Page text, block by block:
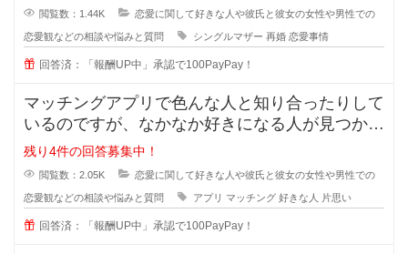
閲覧数：1.44K 恋愛に関して好きな人や彼氏と彼女の女性や男性での
恋愛観などの相談や悩みと質問 シングルマザー 再婚 恋愛事情
回答済：「報酬UP中」承認で100PayPay！
マッチングアプリで色んな人と知り合ったりして
いるのですが、なかなか好きになる人が見つかり
ません。 好きになる人って
残り4件の回答募集中！
閲覧数：2.05K 恋愛に関して好きな人や彼氏と彼女の女性や男性での
恋愛観などの相談や悩みと質問 アプリ マッチング 好きな人 片思い
回答済：「報酬UP中」承認で100PayPay！